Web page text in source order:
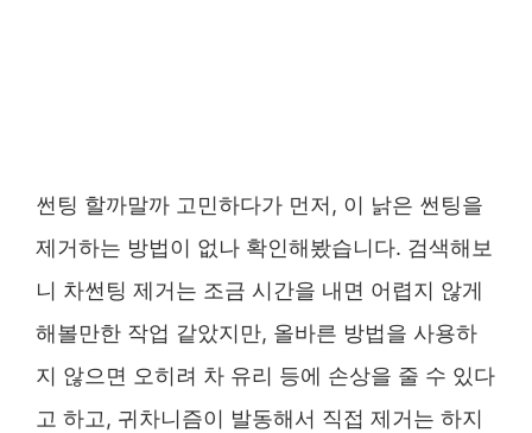
썬팅 할까말까 고민하다가 먼저, 이 낡은 썬팅을
제거하는 방법이 없나 확인해봤습니다. 검색해보
니 차썬팅 제거는 조금 시간을 내면 어렵지 않게
해볼만한 작업 같았지만, 올바른 방법을 사용하
지 않으면 오히려 차 유리 등에 손상을 줄 수 있다
고 하고, 귀차니즘이 발동해서 직접 제거는 하지